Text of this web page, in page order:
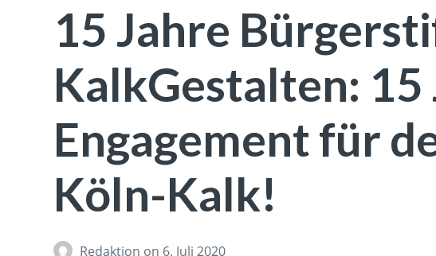
15 Jahre
KalkGestalten: 15
Engagement für
Köln-Kalk!
Redaktion on 6. Juli 2020